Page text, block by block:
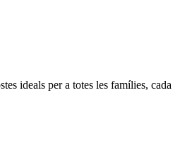
ideals per a totes les famílies, cada